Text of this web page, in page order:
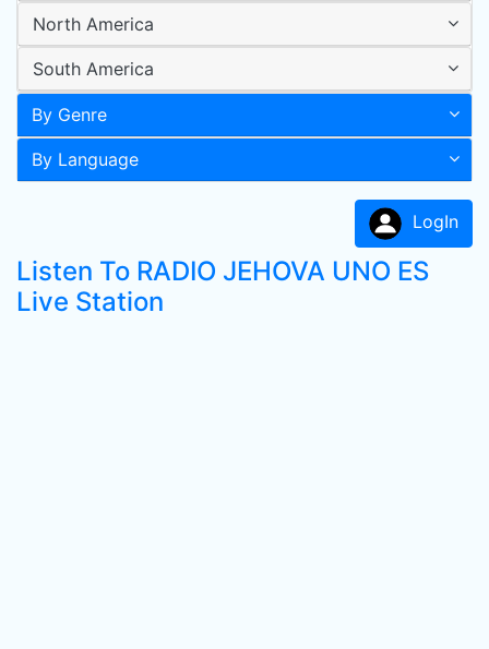
North America
South America
By Genre
By Language
LogIn
Listen To RADIO JEHOVA UNO ES
Live Station